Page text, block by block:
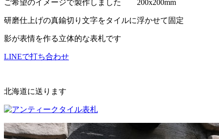
ご希望のイメージで製作しました 200x200mm
研磨仕上げの真鍮切り文字をタイルに浮かせて固定
影が表情を作る立体的な表札です
LINEで打ち合わせ
北海道に送ります